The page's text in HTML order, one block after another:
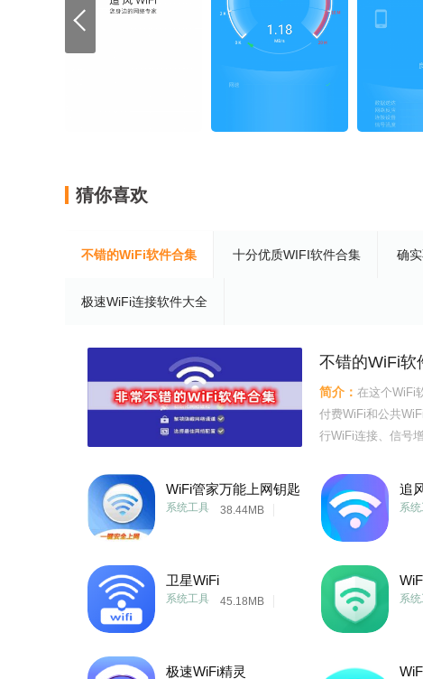
猜你喜欢
不错的WiFi软件合集 十分优质WIFI软件合集 确
极速WiFi连接软件大全
不错的WiFi软
简介： 在这个WiFi
付费WiFi和公共
行WiFi连接、信号
性化的设置，让您
WiFi管家万能上网钥匙
38.44MB
系统工具
追
系
卫星WiFi
45.18MB
系统工具 系
极速WiFi精灵